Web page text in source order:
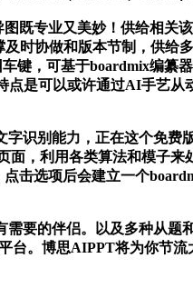
专业又美妙！供给相关
时协做和版本节制，供
键，可基于boardmix编纂
是可以或许通过AI手艺
别能力，正在这个免费
，利用各类算法和模子
击选项后会建立一个
的伴侣。以及多种从题
。博思AIPPT将为你节